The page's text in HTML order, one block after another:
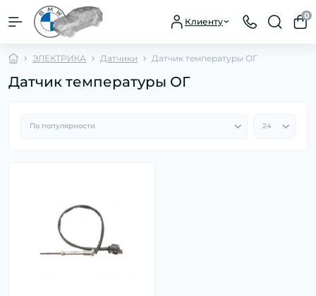
Клиенту
0
ЭЛЕКТРИКА Датчики Датчик температуры ОГ
Датчик температуры ОГ